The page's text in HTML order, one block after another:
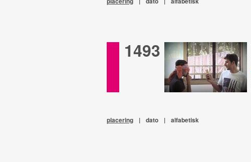
1493
placering | dato | alfabetisk